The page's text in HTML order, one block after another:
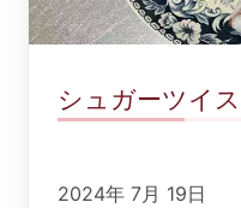
シュガーツイ
2024年 7月 19日